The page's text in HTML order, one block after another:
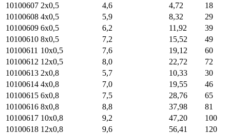
10100607 2х0,5 4,6 4,72
18
10100608 4х0,5 5,9 8,32
29
10100609 6х0,5 6,2 11,92
39
10100610 8х0,5 7,2 15,52
49
10100611 10х0,5 7,6 19,12
60
10100612 12х0,5 8,0 22,72
72
10100613 2х0,8 5,7 10,33
30
10100614 4х0,8 7,0 19,55
46
10100615 6х0,8 7,5 28,76
65
10100616 8х0,8 8,8 37,98
81
10100617 10х0,8 9,2 47,20
100
10100618 12х0,8 9,6 56,41
120